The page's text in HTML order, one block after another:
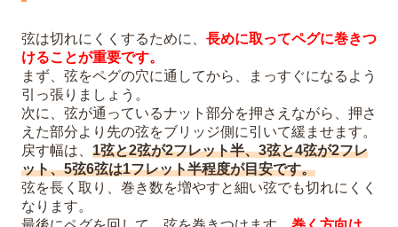
弦は切れにくくするために、 長めに取ってペグに巻きつ
けることが重要です。
まず、弦をペグの穴に通してから、まっすぐになるよう
引っ張りましょう。
次に、弦が通っているナット部分を押さえながら、押さ
えた部分より先の弦をブリッジ側に引いて緩ませます。
戻す幅は、 1弦と2弦が2フレット半、3弦と4弦が2フレ
ット、5弦6弦は1フレット半程度が目安です。
弦を長く取り、巻き数を増やすと細い弦でも切れにくく
なります。